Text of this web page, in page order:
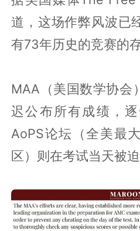
道，这场作弊风波已
有73年历史的竞赛的存
MAA（美国数学协会
迟公布所有成绩，逐
AoPS论坛（全美最
区）则在考试当天被迫